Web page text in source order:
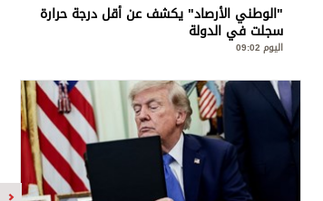
"الوطني الأرصاد" يكشف عن أقل درجة حرارة
سجلت في الدولة
اليوم 09:02